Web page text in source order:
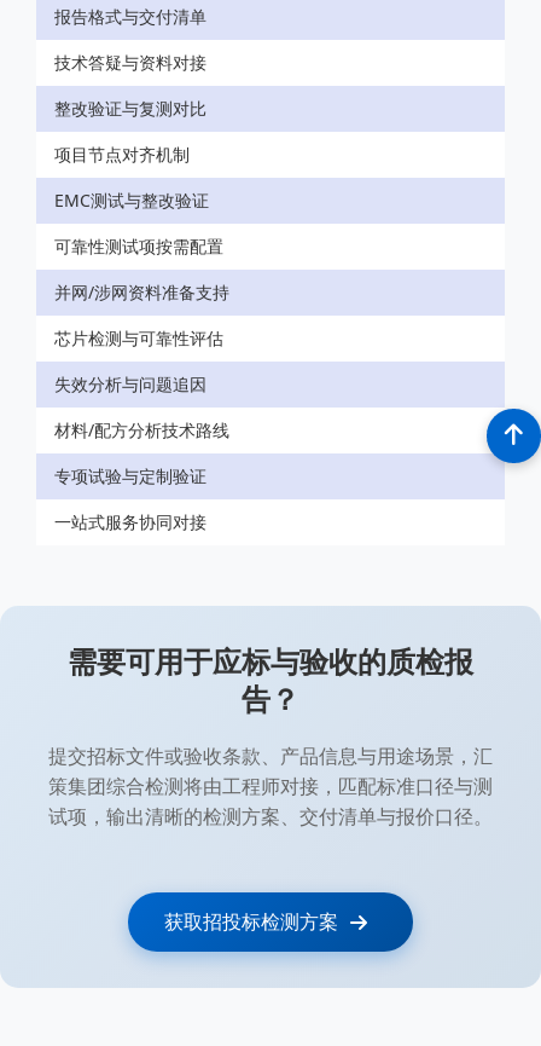
报告格式与交付清单
技术答疑与资料对接
整改验证与复测对比
项目节点对齐机制
EMC测试与整改验证
可靠性测试项按需配置
并网/涉网资料准备支持
芯片检测与可靠性评估
失效分析与问题追因
材料/配方分析技术路线
专项试验与定制验证
一站式服务协同对接
需要可用于应标与验收的质检报
告？
提交招标文件或验收条款、产品信息与用途场景，汇
策集团综合检测将由工程师对接，匹配标准口径与测
试项，输出清晰的检测方案、交付清单与报价口径。
获取招投标检测方案